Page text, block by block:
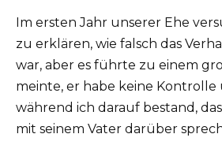
Im ersten Jahr unserer Ehe
zu erklären, wie falsch das
war, aber es führte zu einem
meinte, er habe keine Kontrolle
während ich darauf bestand,
mit seinem Vater darüber